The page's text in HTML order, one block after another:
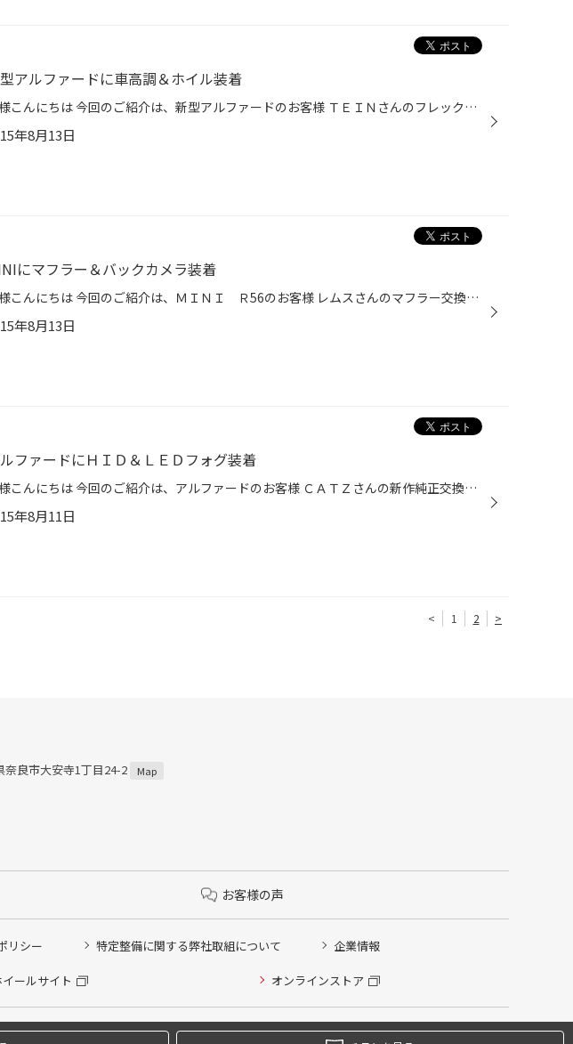
アルファードに車高調＆ホイル装着
皆様こんにちは 今回のご紹介は、新型アルファードのお客様 ＴＥＩＮさんのフレックスＡの装着とワークさんのグノーシスＧＳ4 20インチの装着です。 乗り心地で好評のＴＥＩＮさんのフレックスＡ 特に三列目の乗り心地が 今までの車高調と比べ別格ですね！ 今回は、リアがＭＡＸダウンでフロント...
年8月13日
にマフラー＆バックカメラ装着
皆様こんにちは 今回のご紹介は、ＭＩＮＩ Ｒ56のお客様 レムスさんのマフラー交換と追加モニターにてバックカメラの装着です。 外車では、純正マフラーを切断にて装着するケースが多いので なかなか施工店が少ないようですが当店は大丈夫です！ 純正から見違える見栄えとジェントルなサウンドにな...
年8月13日
ファードにＨＩＤ＆ＬＥＤフォグ装着
皆様こんにちは 今回のご紹介は、アルファードのお客様 ＣＡＴＺさんの新作純正交換タイプのＨＩＤ アズリーホワイト6700Ｋの装着と スマートさんのＬＥＤフォグ 6500Ｋの装着です。 どちらの商品も3年保証と長くご愛用できる商品ですのでただ今お勧めになっておりますよ 明るさもバッチリ！！ 夜...
年8月11日
< 1 2 >
良市大安寺1丁目24-2 Map
お客様の声
リシー 特定整備に関する弊社取組について 企業情報
ールサイト オンラインストア
All rights Reserved.